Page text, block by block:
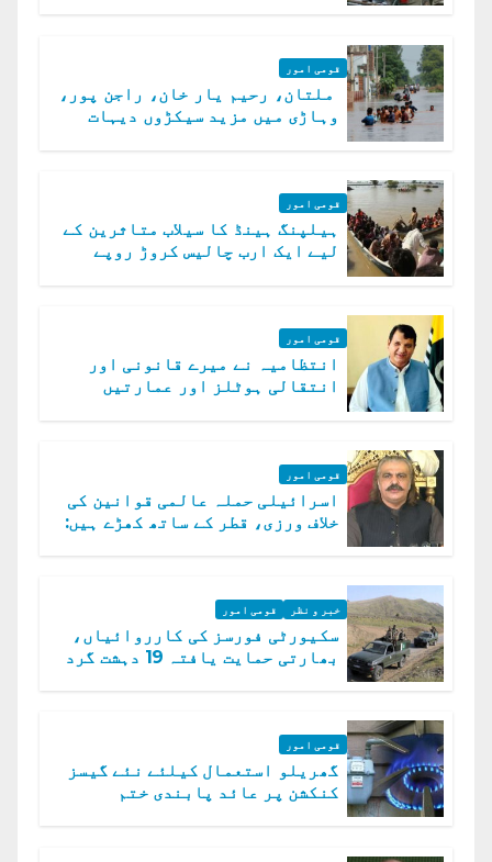
قومی امور
ملتان، رحیم یار خان، راجن پور،
وہاڑی میں مزید سیکڑوں دیہات
قومی امور
ہیلپنگ ہینڈ کا سیلاب متاثرین کے
لیے ایک ارب چالیس کروڑ روپے
قومی امور
انتظامیہ نے میرے قانونی اور
انتقالی ہوٹلز اور عمارتیں
قومی امور
اسرائیلی حملہ عالمی قوانین کی
خلاف ورزی، قطر کے ساتھ کھڑے ہیں:
خبر و نظر قومی امور
سکیورٹی فورسز کی کارروائیاں،
بھارتی حمایت یافتہ 19 دہشت گرد
قومی امور
گھریلو استعمال کیلئے نئے گیسز
کنکشن پر عائد پابندی ختم